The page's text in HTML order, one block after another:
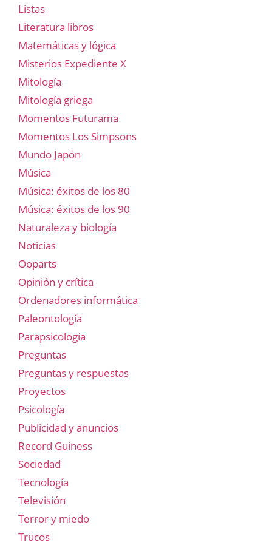
Listas
Literatura libros
Matemáticas y lógica
Misterios Expediente X
Mitología
Mitología griega
Momentos Futurama
Momentos Los Simpsons
Mundo Japón
Música
Música: éxitos de los 80
Música: éxitos de los 90
Naturaleza y biología
Noticias
Ooparts
Opinión y crítica
Ordenadores informática
Paleontología
Parapsicología
Preguntas
Preguntas y respuestas
Proyectos
Psicología
Publicidad y anuncios
Record Guiness
Sociedad
Tecnología
Televisión
Terror y miedo
Trucos